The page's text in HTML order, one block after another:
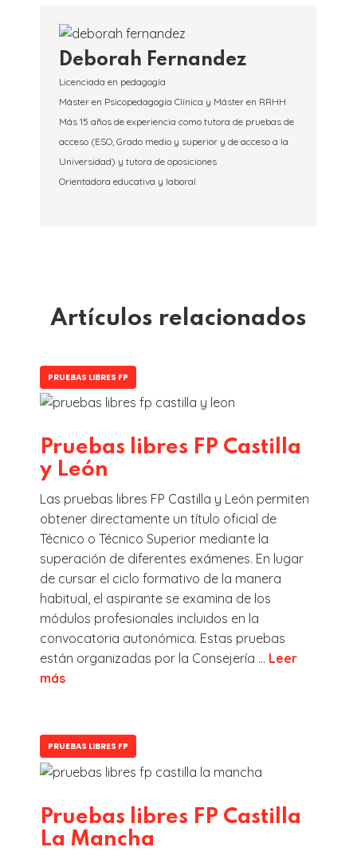
Deborah Fernandez
Licenciada en pedagogía
Máster en Psicopedagogía Clínica y Máster en RRHH
Más 15 años de experiencia como tutora de pruebas de
acceso (ESO, Grado medio y superior y de acceso a la
Universidad) y tutora de oposiciones
Orientadora educativa y laboral
Artículos relacionados
PRUEBAS LIBRES FP
Pruebas libres FP Castilla
y León
Las pruebas libres FP Castilla y León permiten
obtener directamente un título oficial de
Técnico o Técnico Superior mediante la
superación de diferentes exámenes. En lugar
de cursar el ciclo formativo de la manera
habitual, el aspirante se examina de los
módulos profesionales incluidos en la
convocatoria autonómica. Estas pruebas
están organizadas por la Consejería ... Leer
más
PRUEBAS LIBRES FP
Pruebas libres FP Castilla
La Mancha